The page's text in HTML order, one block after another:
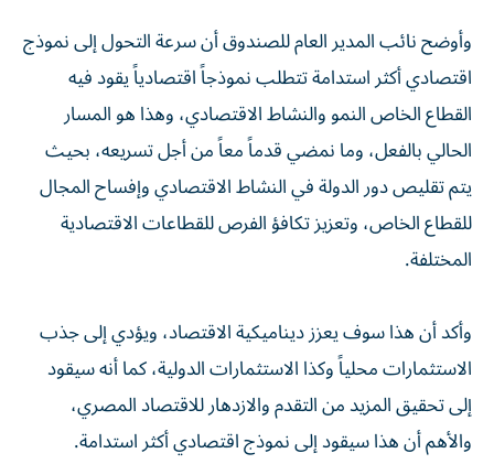
وأوضح نائب المدير العام للصندوق أن سرعة التحول إلى نموذج
اقتصادي أكثر استدامة تتطلب نموذجاً اقتصادياً يقود فيه
القطاع الخاص النمو والنشاط الاقتصادي، وهذا هو المسار
الحالي بالفعل، وما نمضي قدماً معاً من أجل تسريعه، بحيث
يتم تقليص دور الدولة في النشاط الاقتصادي وإفساح المجال
للقطاع الخاص، وتعزيز تكافؤ الفرص للقطاعات الاقتصادية
المختلفة.
وأكد أن هذا سوف يعزز ديناميكية الاقتصاد، ويؤدي إلى جذب
الاستثمارات محلياً وكذا الاستثمارات الدولية، كما أنه سيقود
إلى تحقيق المزيد من التقدم والازدهار للاقتصاد المصري،
والأهم أن هذا سيقود إلى نموذج اقتصادي أكثر استدامة.